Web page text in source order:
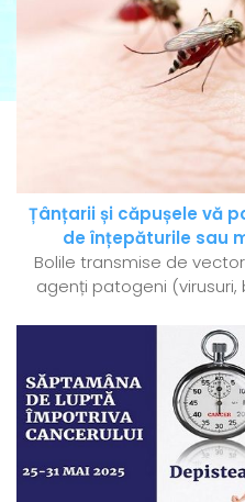
Țânțarii și căpușele vă
de înțepăturile sau
Bolile transmise de
agenți patogeni